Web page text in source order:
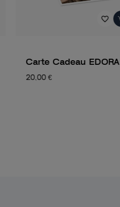
favorite_border
Carte Cadeau EDORA
20,00 €